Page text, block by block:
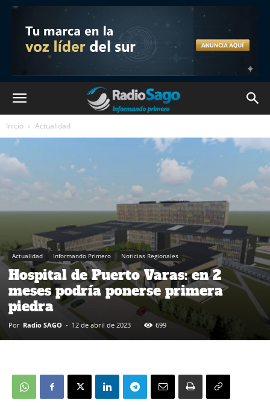
Inicio Actualidad
Actualidad Informando Primero Noticias Regionales
Hospital de Puerto Varas: en 2
meses podría ponerse primera
piedra
Por Radio SAGO - 12 de abril de 2023 699